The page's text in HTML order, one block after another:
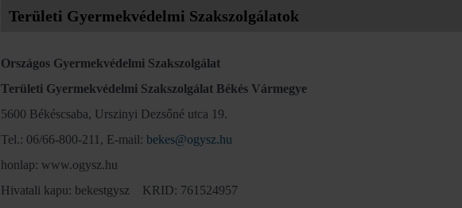
Területi Gyermekvédelmi Szakszolgálatok
Országos Gyermekvédelmi Szakszolgálat
Területi Gyermekvédelmi Szakszolgálat Békés Vármegye
5600 Békéscsaba, Urszinyi Dezsőné utca 19.
Tel.: 06/66-800-211, E-mail: bekes@ogysz.hu
honlap: www.ogysz.hu
Hivatali kapu: bekestgysz KRID: 761524957